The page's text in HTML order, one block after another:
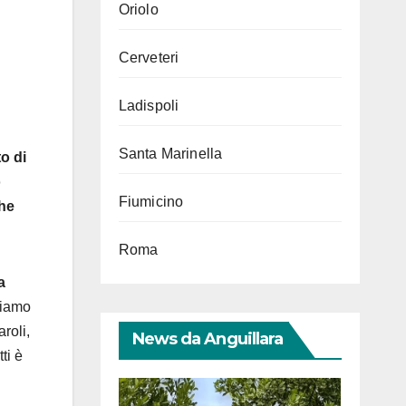
di
è
Oriolo
Cerveteri
Ladispoli
Santa Marinella
Fiumicino
Roma
News da Anguillara